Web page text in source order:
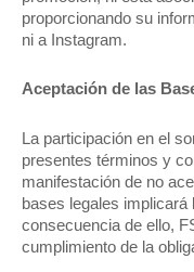
proporcionando su
ni a Instagram.
Aceptación de las
La participación en el
presentes términos y
manifestación de no
bases legales
consecuencia de ello,
cumplimiento de la